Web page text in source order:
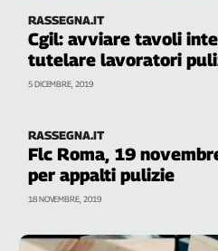
redazione
Newsletter
Social
RASSEGNA.IT
Cgil: avviare tavoli
tutelare lavoratori
5 DICEMBRE, 2019
RASSEGNA.IT
Flc Roma, 19
per appalti pulizie
18 NOVEMBRE, 2019